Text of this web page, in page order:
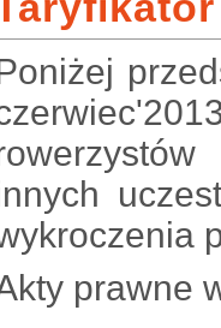
prawne